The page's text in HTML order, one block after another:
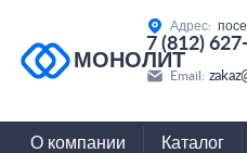
МОНОЛИТ
Адрес:
7 (812)
Email:
О компании Каталог